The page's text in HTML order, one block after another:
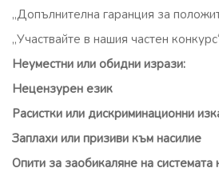
„Допълнителна гаранция за
„Участвайте в нашия частен
Неуместни или обидни изрази:
Нецензурен език
Расистки или дискриминационни
Заплахи или призиви към насилие
Опити за заобикаляне на системата